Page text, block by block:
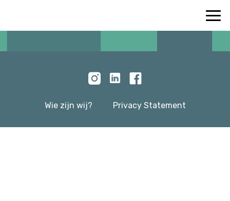
Wie zijn wij? Privacy Statement